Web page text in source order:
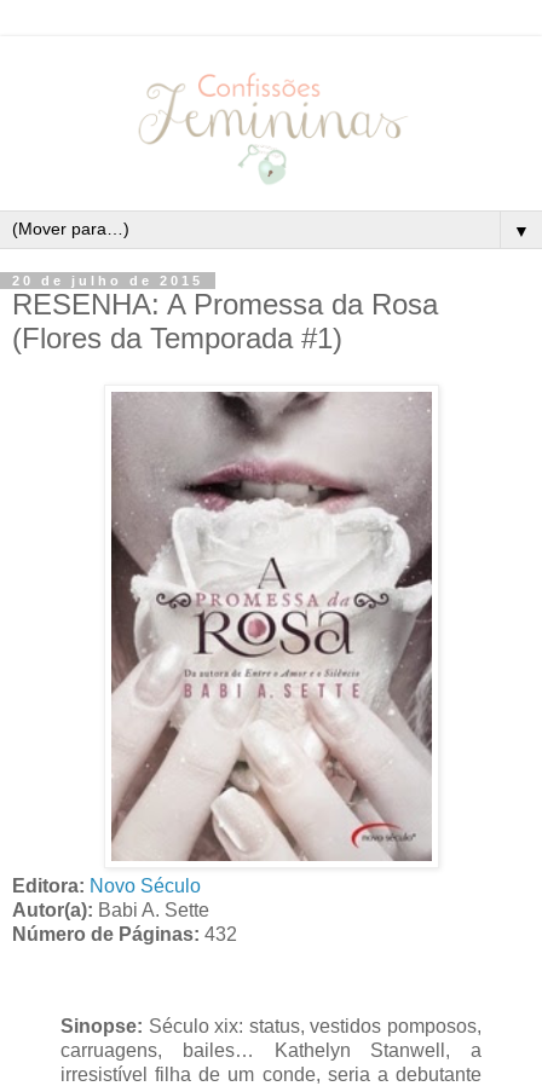
▼
20 de julho de 2015
RESENHA: A Promessa da Rosa
(Flores da Temporada #1)
Editora: Novo Século
Autor(a): Babi A. Sette
Número de Páginas: 432
Sinopse: Século xix: status, vestidos pomposos,
carruagens, bailes… Kathelyn Stanwell, a
irresistível filha de um conde, seria a debutante